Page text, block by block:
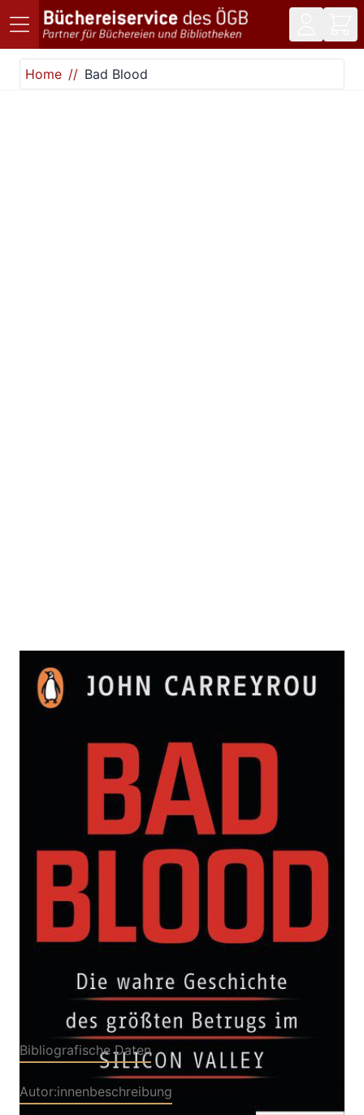
Direkt zum Inhalt
Home
Bad Blood
Bad Blood
Die wahre Geschichte des größten Betrugs im
Silicon Valley - Mit einem neuen Kapitel zum Prozess
gegen Elizabeth Holmes - Ein SPIEGEL-Buch
John Carreyrou
Buch 400 Seiten
Softcover
ISBN: 978-3-
32810590-9
Bibliografische Daten
Autor:innenbeschreibung